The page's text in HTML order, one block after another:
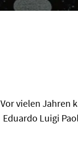
Vor vielen Jahren
Eduardo Luigi